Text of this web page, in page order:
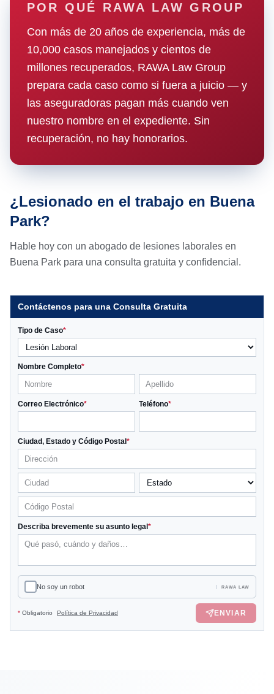
POR QUÉ RAWA LAW GROUP
Con más de 20 años de experiencia, más de
10,000 casos manejados y cientos de
millones recuperados, RAWA Law Group
prepara cada caso como si fuera a juicio — y
las aseguradoras pagan más cuando ven
nuestro nombre en el expediente. Sin
recuperación, no hay honorarios.
¿Lesionado en el trabajo en Buena
Park?
Hable hoy con un abogado de lesiones laborales en
Buena Park para una consulta gratuita y confidencial.
Contáctenos para una Consulta Gratuita
Tipo de Caso*
Nombre Completo*
Correo Electrónico* Teléfono*
Ciudad, Estado y Código Postal *
Describa brevemente su asunto legal *
No soy un robot RAWA LAW
* Obligatorio Política de Privacidad ENVIAR